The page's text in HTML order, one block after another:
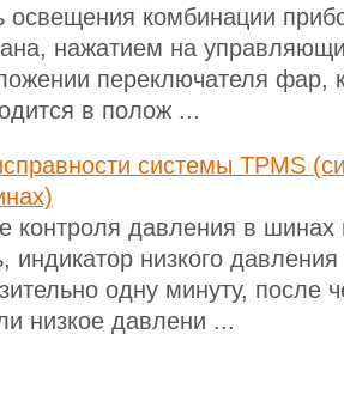
освещения комбинации
нажатием на
переключателя фар,
в полож ...
системы TPMS
контроля давления в шинах
индикатор низкого
одну минуту, после
низкое давлени ...